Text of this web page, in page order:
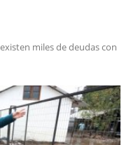
miles de deudas con